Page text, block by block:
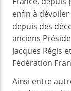
enfin à dévoiler
depuis des
anciens
Jacques Régis
Fédération
Ainsi entre